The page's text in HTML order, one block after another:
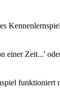
einer Zeit...'
funktioniert